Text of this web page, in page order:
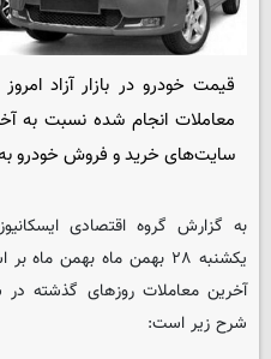
معاملات انجام شده نسبت به
سایت‌های خرید و فروش خودرو
به گزارش گروه اقتصادی ایسکانیوز
یکشنبه ۲۸ بهمن ماه بهمن
آخرین معاملات روزهای گذشته
شرح زیر است: